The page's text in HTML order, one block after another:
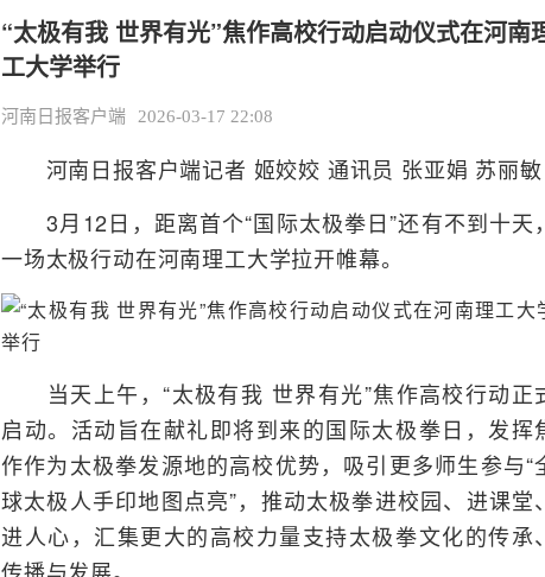
“太极有我 世界有光”焦作高校行动启动仪式在河南
工大学举行
河南日报客户端 2026-03-17 22:08
河南日报客户端记者 姬姣姣 通讯员 张亚娟 苏丽敏
3月12日，距离首个“国际太极拳日”还有不到十天，
一场太极行动在河南理工大学拉开帷幕。
当天上午，“太极有我 世界有光”焦作高校行动正
启动。活动旨在献礼即将到来的国际太极拳日，发挥
作作为太极拳发源地的高校优势，吸引更多师生参与“
球太极人手印地图点亮”，推动太极拳进校园、进课堂、
进人心，汇集更大的高校力量支持太极拳文化的传承、